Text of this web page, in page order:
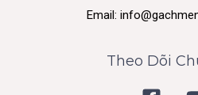
Email:
Theo Dõi